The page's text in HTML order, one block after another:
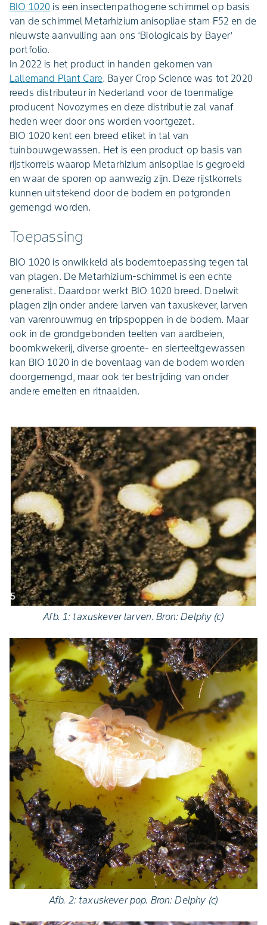
BIO 1020 is een insectenpathogene schimmel op basis
van de schimmel Metarhizium anisopliae stam F52 en de
nieuwste aanvulling aan ons ‘Biologicals by Bayer’
portfolio.
In 2022 is het product in handen gekomen van
Lallemand Plant Care. Bayer Crop Science was tot 2020
reeds distributeur in Nederland voor de toenmalige
producent Novozymes en deze distributie zal vanaf
heden weer door ons worden voortgezet.
BIO 1020 kent een breed etiket in tal van
tuinbouwgewassen. Het is een product op basis van
rijstkorrels waarop Metarhizium anisopliae is gegroeid
en waar de sporen op aanwezig zijn. Deze rijstkorrels
kunnen uitstekend door de bodem en potgronden
gemengd worden.
Toepassing
BIO 1020 is onwikkeld als bodemtoepassing tegen tal
van plagen. De Metarhizium-schimmel is een echte
generalist. Daardoor werkt BIO 1020 breed. Doelwit
plagen zijn onder andere larven van taxuskever, larven
van varenrouwmug en tripspoppen in de bodem. Maar
ook in de grondgebonden teelten van aardbeien,
boomkwekerij, diverse groente- en sierteeltgewassen
kan BIO 1020 in de bovenlaag van de bodem worden
doorgemengd, maar ook ter bestrijding van onder
andere emelten en ritnaalden.
Afb. 1: taxuskever larven. Bron: Delphy (c)
Afb. 2: taxuskever pop. Bron: Delphy (c)